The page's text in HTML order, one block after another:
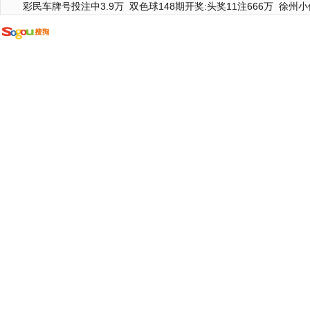
彩民车牌号投注中3.9万 双色球148期开奖:头奖11注666万 徐州